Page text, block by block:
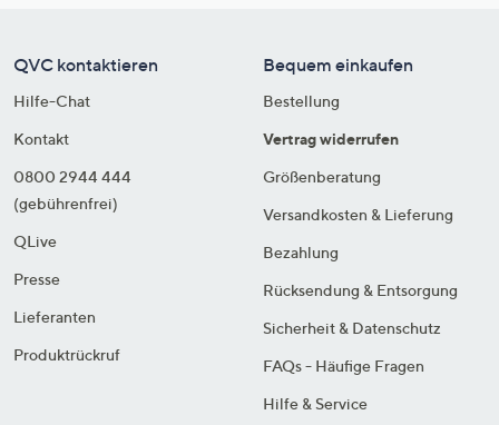
QVC kontaktieren
Hilfe-Chat
Kontakt
0800 2944 444
(gebührenfrei)
QLive
Presse
Lieferanten
Produktrückruf
Bequem einkaufen
Bestellung
Vertrag widerrufen
Größenberatung
Versandkosten & Lieferung
Bezahlung
Rücksendung & Entsorgung
Sicherheit & Datenschutz
FAQs - Häufige Fragen
Hilfe & Service